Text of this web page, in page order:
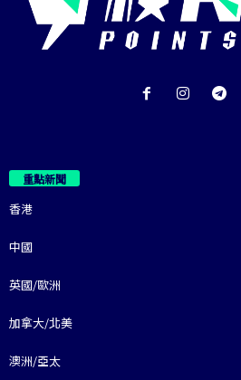
重點新聞
香港
中國
英國/歐洲
加拿大/北美
澳洲/亞太